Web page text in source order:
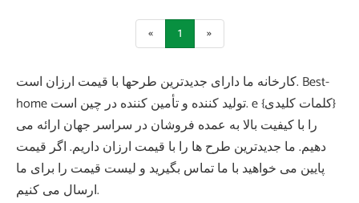
« 1 »
کارخانه ما دارای جدیدترین طرحها با قیمت ارزان است. Best-
home تولید کننده و تأمین کننده در چین است. e {کلمات کلیدی}
را با کیفیت بالا به عمده فروشان در سراسر جهان ارائه می
دهیم. ما جدیدترین طرح ها را با قیمت ارزان داریم. اگر قیمت
پایین می خواهید با ما تماس بگیرید و لیست قیمت را برای ما
ارسال می کنیم.